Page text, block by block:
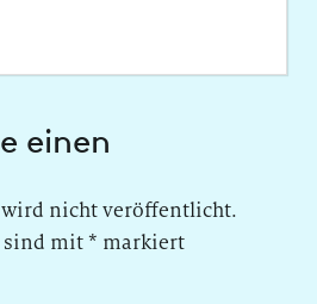
einen
wird nicht veröffentlicht.
sind mit* markiert